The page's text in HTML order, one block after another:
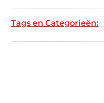
Tags en Categorieën: